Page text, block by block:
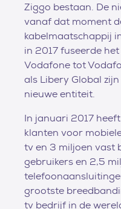
Ziggo bestaan. De
vanaf dat moment
kabelmaatschappij
in 2017 fuseerde
Vodafone tot
als Libery Global
nieuwe entiteit.
In januari 2017
klanten voor
tv en 3 miljoen vast
gebruikers en 2,5
grootste
tv bedrijf in de